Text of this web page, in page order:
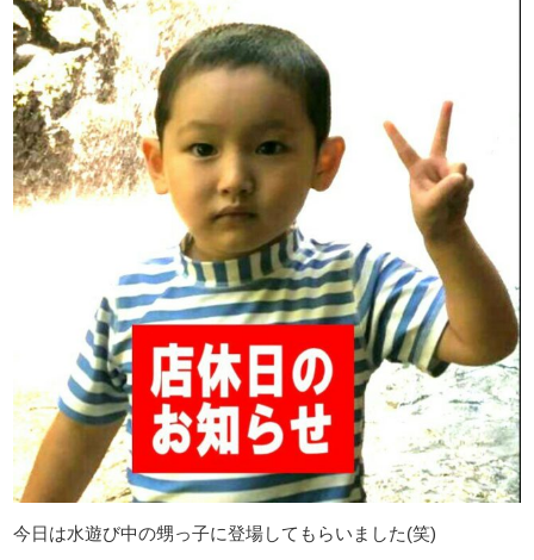
今日は水遊び中の甥っ子に登場してもらいました(笑)